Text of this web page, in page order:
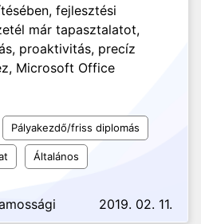
fejlesztési
már tapasztalatot,
proaktivitás, precíz
Microsoft Office
Pályakezdő/friss diplomás
Általános
2019. 02. 11.